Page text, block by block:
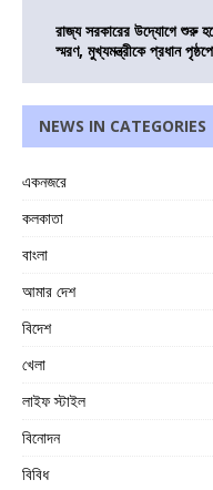
রাজ্য সরকারের উদ্যোগে শুরু
স্মরণ, মুখ্যমন্ত্রীকে প্রধান
NEWS IN CATEGORIES
একনজরে
কলকাতা
বাংলা
আমার দেশ
বিদেশ
খেলা
লাইফ স্টাইল
বিনোদন
বিবিধ